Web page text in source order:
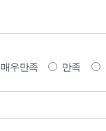
매우만족 만족